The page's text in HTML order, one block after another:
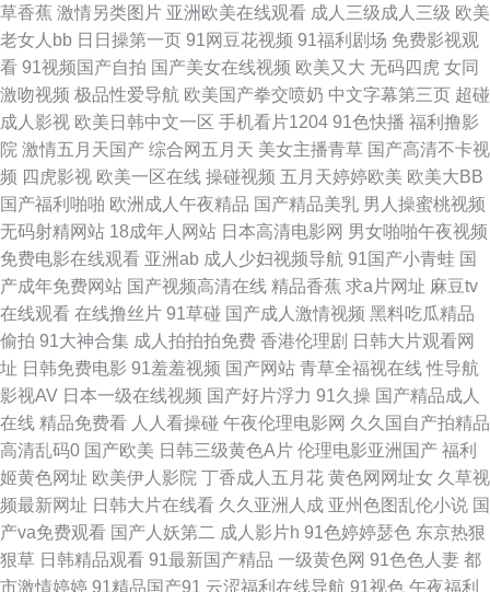
97干在线观看 久久七七9 91aV青青 国产91视频网 青草社区在线 91n少女在
线视频 成人超碰91资源站 欧美福利网址 91she九色精品国产 海角社区在线
免费观看 亚洲美女丝袜足交 91系列在线观看免费 免费mv观看入口 亚洲色图
手机版 91网站直接观看 国内视频自拍99re 一本一道国产精品 超碰91成人
色情人妖伪娘一区 91呦呦 精东AV 新狼人综合就是干欧美 91在线99 91一区
二区51伪娘 自啪91 国产AV导航一区 香蕉视频黄车震 AV高清午夜福利影院
免费女优 91n免费在线视频 不卡av影院在线观看 男人AV午码影院 影音先锋
人妻资源 国外91视频在线观看 91国模吧 欧美日韩成人麻豆精品 91视频官网
久草资源免费福利网站 91爱爱人人 超碰网友自拍 欧美性交贴图 91视频最新
导航 久久国产精品福利色欲 91国产在线免费观看视频 福利视频在线观看91
亚洲国产91线视频 91在线青青草 久草福利资源在玷 91乱md色 九九热000
草香蕉 激情另类图片 亚洲欧美在线观看 成人三级成人三级 欧美
老女人bb 日日操第一页 91网豆花视频 91福利剧场 免费影视观
看 91视频国产自拍 国产美女在线视频 欧美又大 无码四虎 女同
激吻视频 极品性爱导航 欧美国产拳交喷奶 中文字幕第三页 超碰
成人影视 欧美日韩中文一区 手机看片1204 91色快播 福利撸影
院 激情五月天国产 综合网五月天 美女主播青草 国产高清不卡视
频 四虎影视 欧美一区在线 操碰视频 五月天婷婷欧美 欧美大BB
国产福利啪啪 欧洲成人午夜精品 国产精品美乳 男人操蜜桃视频
无码射精网站 18成年人网站 日本高清电影网 男女啪啪午夜视频
免费电影在线观看 亚洲ab 成人少妇视频导航 91国产小青蛙 国
产成年免费网站 国产视频高清在线 精品香蕉 求a片网址 麻豆tv
在线观看 在线撸丝片 91草碰 国产成人激情视频 黑料吃瓜精品
偷拍 91大神合集 成人拍拍拍免费 香港伦理剧 日韩大片观看网
址 日韩免费电影 91羞羞视频 国产网站 青草全福视在线 性导航
影视AV 日本一级在线视频 国产好片浮力 91久操 国产精品成人
在线 精品免费看 人人看操碰 午夜伦理电影网 久久国自产拍精品
高清乱码0 国产欧美 日韩三级黄色A片 伦理电影亚洲国产 福利
姬黄色网址 欧美伊人影院 丁香成人五月花 黄色网网址女 久草视
频最新网址 日韩大片在线看 久久亚洲人成 亚州色图乱伦小说 国
产va免费观看 国产人妖第二 成人影片h 91色婷婷瑟色 东京热狠
狠草 日韩精品观看 91最新国产精品 一级黄色网 91色色人妻 都
市激情婷婷 91精品国产91 云涩福利在线导航 91视色 午夜福利